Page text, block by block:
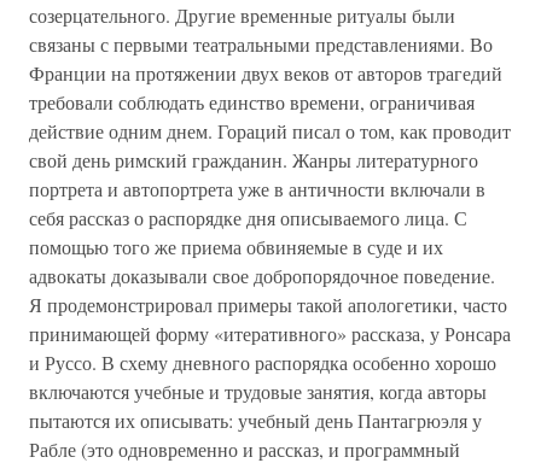
созерцательного. Другие временные ритуалы были
связаны с первыми театральными представлениями. Во
Франции на протяжении двух веков от авторов трагедий
требовали соблюдать единство времени, ограничивая
действие одним днем. Гораций писал о том, как проводит
свой день римский гражданин. Жанры литературного
портрета и автопортрета уже в античности включали в
себя рассказ о распорядке дня описываемого лица. С
помощью того же приема обвиняемые в суде и их
адвокаты доказывали свое добропорядочное поведение.
Я продемонстрировал примеры такой апологетики, часто
принимающей форму «итеративного» рассказа, у Ронсара
и Руссо. В схему дневного распорядка особенно хорошо
включаются учебные и трудовые занятия, когда авторы
пытаются их описывать: учебный день Пантагрюэля у
Рабле (это одновременно и рассказ, и программный